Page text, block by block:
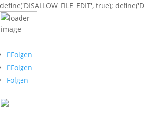
define('DISALLOW_FILE_EDIT', true);
Folgen
Folgen
Folgen